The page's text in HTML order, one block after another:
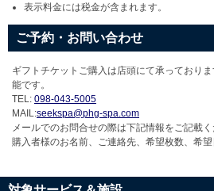
表示料金には税金が含まれます。
ご予約・お問い合わせ
ギフトチケットご購入は店頭にて承っており
能です。
TEL: 098-043-5005
MAIL:seekspa@phg-spa.com
メールでのお問合せの際は下記情報をご記載く
購入者様のお名前、ご連絡先、希望枚数、希